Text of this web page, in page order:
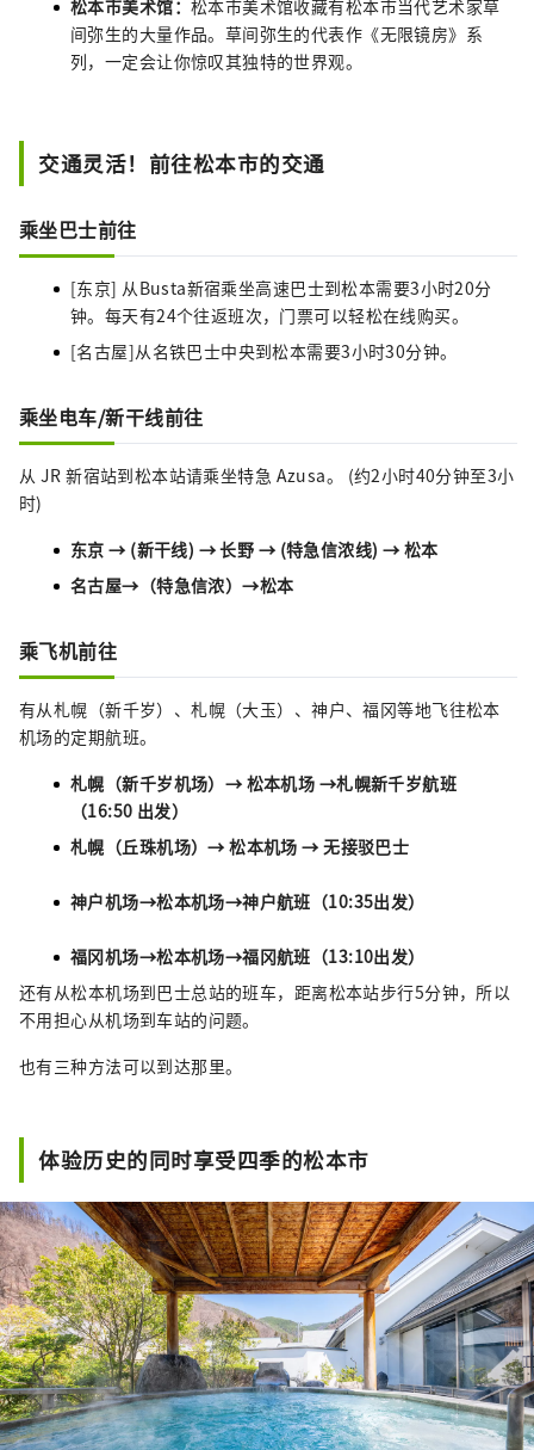
松本市美术馆： 松本市美术馆收藏有松本市当代艺术家草
间弥生的大量作品。草间弥生的代表作《无限镜房》系
列，一定会让你惊叹其独特的世界观。
交通灵活！前往松本市的交通
乘坐巴士前往
[东京] 从Busta新宿乘坐高速巴士到松本需要3小时20分
钟。每天有24个往返班次，门票可以轻松在线购买。
[名古屋]从名铁巴士中央到松本需要3小时30分钟。
乘坐电车/新干线前往
从 JR 新宿站到松本站请乘坐特急 Azusa。 (约2小时40分钟至3小
时)
东京 → (新干线) → 长野 → (特急信浓线) → 松本
名古屋→（特急信浓）→松本
乘飞机前往
有从札幌（新千岁）、札幌（大玉）、神户、福冈等地飞往松本
机场的定期航班。
札幌（新千岁机场）→ 松本机场 →札幌新千岁航班
（16:50 出发）
札幌（丘珠机场）→ 松本机场 → 无接驳巴士
神户机场→松本机场→神户航班（10:35出发）
福冈机场→松本机场→福冈航班（13:10出发）
还有从松本机场到巴士总站的班车，距离松本站步行5分钟，所以
不用担心从机场到车站的问题。
也有三种方法可以到达那里。
体验历史的同时享受四季的松本市